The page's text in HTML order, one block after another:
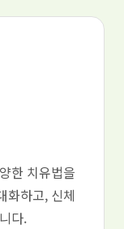
한 치유법을
화하고, 신체
다.